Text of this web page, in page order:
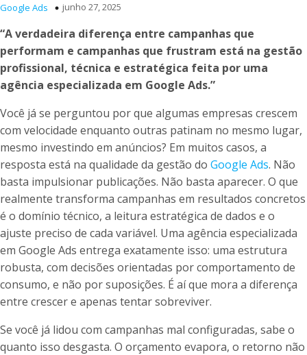
Google Ads junho 27, 2025
“A verdadeira diferença entre campanhas que
performam e campanhas que frustram está na gestão
profissional, técnica e estratégica feita por uma
agência especializada em Google Ads.”
Você já se perguntou por que algumas empresas crescem
com velocidade enquanto outras patinam no mesmo lugar,
mesmo investindo em anúncios? Em muitos casos, a
resposta está na qualidade da gestão do Google Ads. Não
basta impulsionar publicações. Não basta aparecer. O que
realmente transforma campanhas em resultados concretos
é o domínio técnico, a leitura estratégica de dados e o
ajuste preciso de cada variável. Uma agência especializada
em Google Ads entrega exatamente isso: uma estrutura
robusta, com decisões orientadas por comportamento de
consumo, e não por suposições. É aí que mora a diferença
entre crescer e apenas tentar sobreviver.
Se você já lidou com campanhas mal configuradas, sabe o
quanto isso desgasta. O orçamento evapora, o retorno não